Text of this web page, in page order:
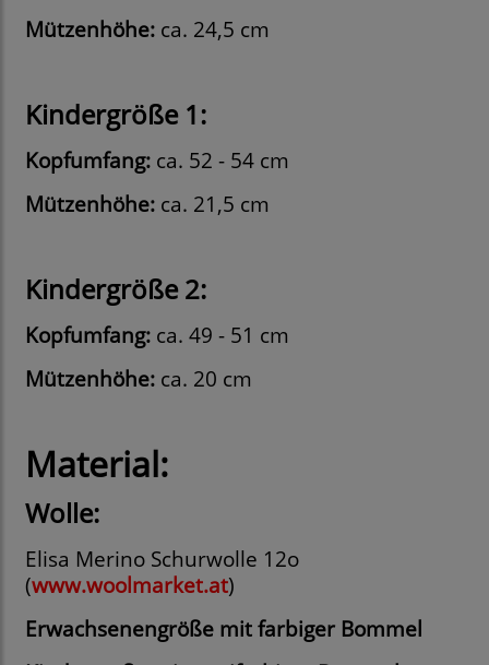
Mützenhöhe: ca. 24,5 cm
Kindergröße 1:
Kopfumfang: ca. 52 - 54 cm
Mützenhöhe: ca. 21,5 cm
Kindergröße 2:
Kopfumfang: ca. 49 - 51 cm
Mützenhöhe: ca. 20 cm
Material:
Wolle:
Elisa Merino Schurwolle 12o
(www.woolmarket.at)
Erwachsenengröße mit farbiger Bommel